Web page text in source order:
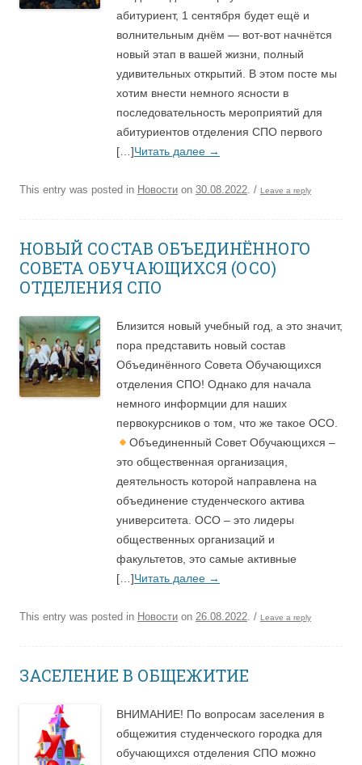
абитуриент, 1 сентября будет ещё и
волнительным днём — вот-вот начнётся
новый этап в вашей жизни, полный
удивительных открытий. В этом посте мы
хотим внести немного ясности в
последовательность мероприятий для
абитуриентов отделения СПО первого
[…]Читать далее →
This entry was posted in Новости on 30.08.2022. / Leave a reply
НОВЫЙ СОСТАВ ОБЪЕДИНЁННОГО
СОВЕТА ОБУЧАЮЩИХСЯ (ОСО)
ОТДЕЛЕНИЯ СПО
Близится новый учебный год, а это значит,
пора представить новый состав
Объединённого Совета Обучающихся
отделения СПО! Однако для начала
немного информции для наших
первокурсников о том, что же такое ОСО.
Объединенный Совет Обучающихся –
это общественная организация,
деятельность которой направлена на
объединение студенческого актива
университета. ОСО – это лидеры
общественных организаций и
факультетов, это самые активные
[…]Читать далее →
This entry was posted in Новости on 26.08.2022. / Leave a reply
ЗАСЕЛЕНИЕ В ОБЩЕЖИТИЕ
ВНИМАНИЕ! По вопросам заселения в
общежития студенческого городка для
обучающихся отделения СПО можно